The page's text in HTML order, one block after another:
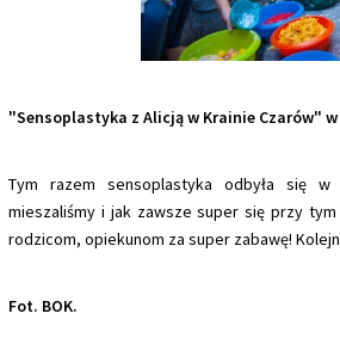
"Sensoplastyka z Alicją w Krainie Czarów"
Tym razem sensoplastyka odbyła się w
mieszaliśmy i jak zawsze super się przy
rodzicom, opiekunom za super zabawę!
Fot. BOK.